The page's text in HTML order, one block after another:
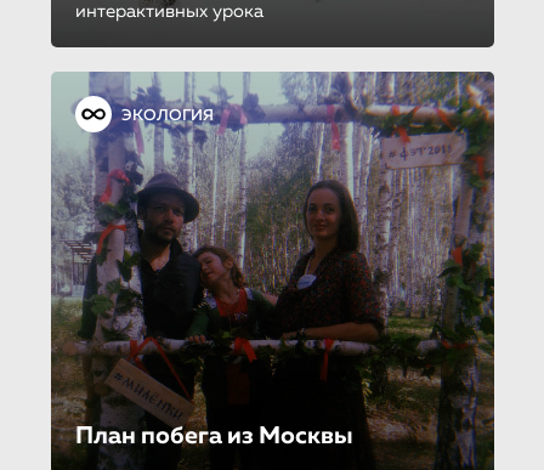
интерактивных урока
ЭКОЛОГИЯ
План побега из Москвы